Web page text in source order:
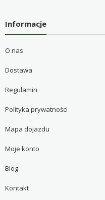
Informacje
O nas
Dostawa
Regulamin
Polityka prywatności
Mapa dojazdu
Moje konto
Blog
Kontakt